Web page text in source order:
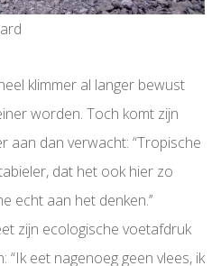
klimmer al langer bewust
worden. Toch komt zijn
aan dan verwacht: “Tropische
dat het ook hier zo
echt aan het denken.’’
zijn ecologische voetafdruk
“Ik eet nagenoeg geen vlees, ik